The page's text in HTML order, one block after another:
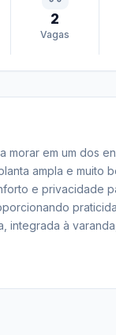
2
Vagas
em um dos
ampla e muito
e privacidade
integrada à